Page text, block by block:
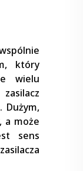
który
wielu
Dużym,
a może
sens